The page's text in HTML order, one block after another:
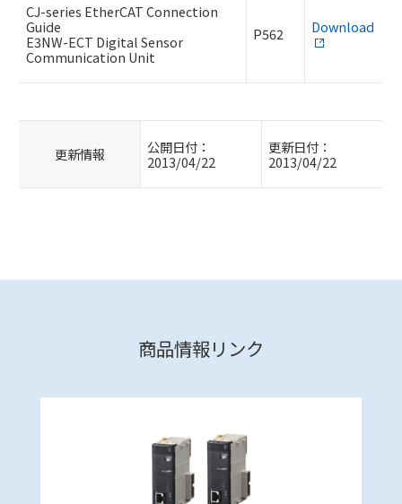
CJ-series EtherCAT Connection
Guide
E3NW-ECT Digital Sensor
Communication Unit
P562 Download
更新情報
公開日付：
2013/04/22
更新日付：
2013/04/22
商品情報リンク